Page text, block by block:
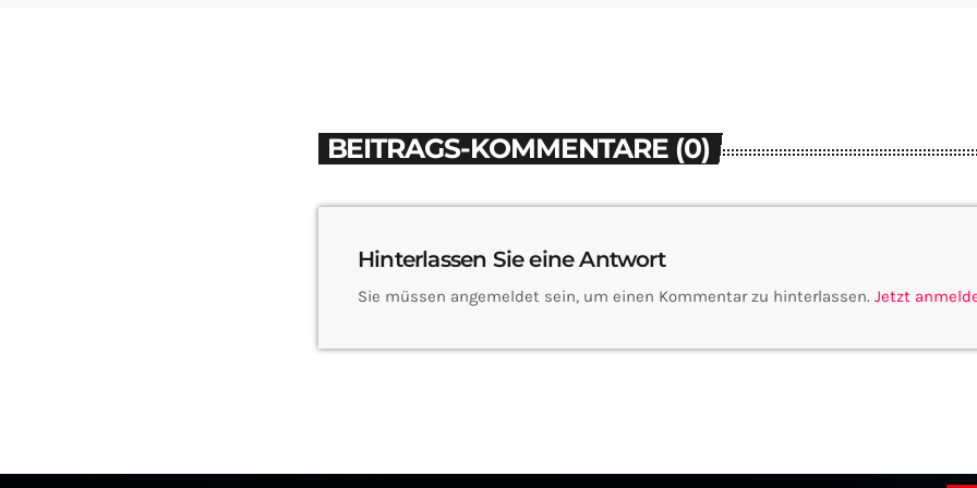
BEITRAGS-KOMMENTARE (0)
Hinterlassen Sie eine Antwort
Sie müssen angemeldet sein, um einen Kommentar zu hinterlassen. Jetzt